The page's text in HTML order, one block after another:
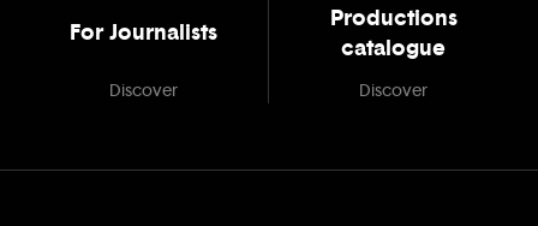
For Journalists
Discover
Productions
catalogue
Discover